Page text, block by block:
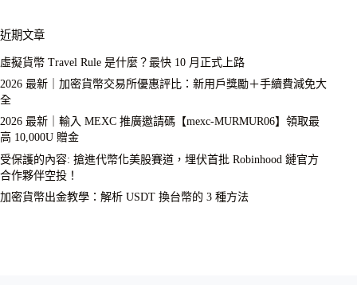
近期文章
虛擬貨幣 Travel Rule 是什麼？最快 10 月正式上路
2026 最新｜加密貨幣交易所優惠評比：新用戶獎勵＋手續費減免大
全
2026 最新｜輸入 MEXC 推廣邀請碼【mexc-MURMUR06】領取最
高 10,000U 贈金
受保護的內容: 搶進代幣化美股賽道，埋伏首批 Robinhood 鏈官方
合作夥伴空投！
加密貨幣出金教學：解析 USDT 換台幣的 3 種方法